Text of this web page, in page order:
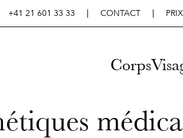
+41 21 601 33 33 CONTACT PRIX
Corps